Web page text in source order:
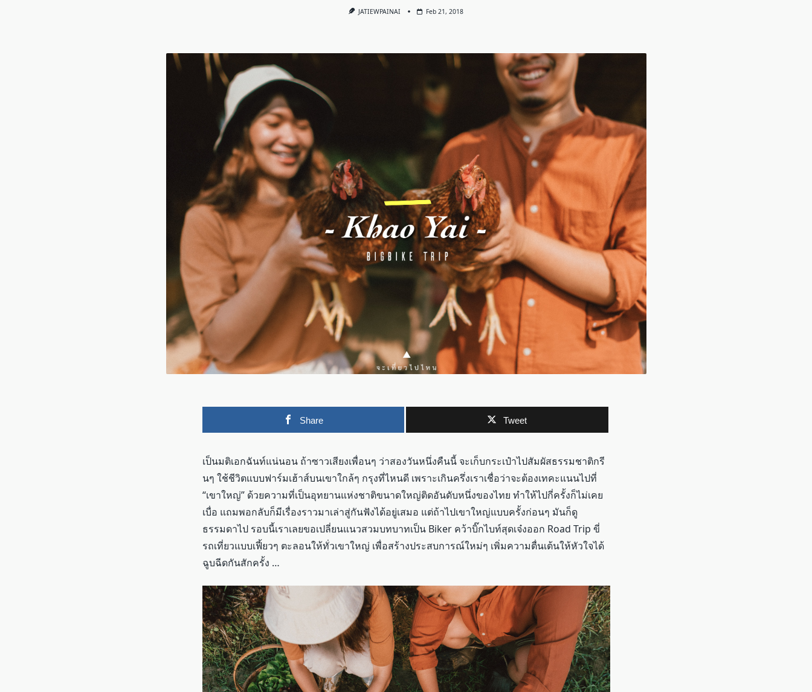
JATIEWPAINAI Feb 21, 2018
Share Tweet
เป็นมติเอกฉันท์แน่นอน ถ้าซาวเสียงเพื่อนๆ ว่าสองวันหนึ่งคืนนี้ จะเก็บกระเป๋าไปสัมผัสธรรมชาติกรี
นๆ ใช้ชีวิตแบบฟาร์มเฮ้าส์บนเขาใกล้ๆ กรุงที่ไหนดี เพราะเกินครึ่งเราเชื่อว่าจะต้องเทคะแนนไปที่
“เขาใหญ่” ด้วยความที่เป็นอุทยานแห่งชาติขนาดใหญ่ติดอันดับหนึ่งของไทย ทำให้ไปกี่ครั้งก็ไม่เคย
เบื่อ แถมพอกลับก็มีเรื่องราวมาเล่าสู่กันฟังได้อยู่เสมอ แต่ถ้าไปเขาใหญ่แบบครั้งก่อนๆ มันก็ดู
ธรรมดาไป รอบนี้เราเลยขอเปลี่ยนแนวสวมบทบาทเป็น Biker คว้าบิ๊กไบท์สุดเจ๋งออก Road Trip ขี่
รถเที่ยวแบบเฟี้ยวๆ ตะลอนให้ทั่วเขาใหญ่ เพื่อสร้างประสบการณ์ใหม่ๆ เพิ่มความตื่นเต้นให้หัวใจได้
ฉูบฉีดกันสักครั้ง …